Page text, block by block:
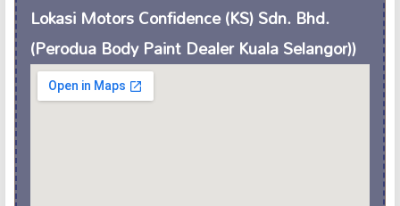
Lokasi Motors Confidence (KS) Sdn. Bhd.
(Perodua Body Paint Dealer Kuala Selangor))